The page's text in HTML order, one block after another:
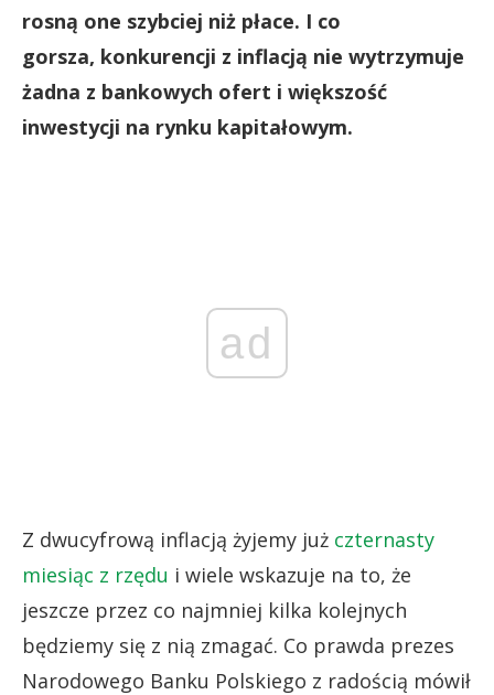
rosną one szybciej niż płace. I co
gorsza, konkurencji z inflacją nie wytrzymuje
żadna z bankowych ofert i większość
inwestycji na rynku kapitałowym.
ad
Z dwucyfrową inflacją żyjemy już czternasty
miesiąc z rzędu i wiele wskazuje na to, że
jeszcze przez co najmniej kilka kolejnych
będziemy się z nią zmagać. Co prawda prezes
Narodowego Banku Polskiego z radością mówił